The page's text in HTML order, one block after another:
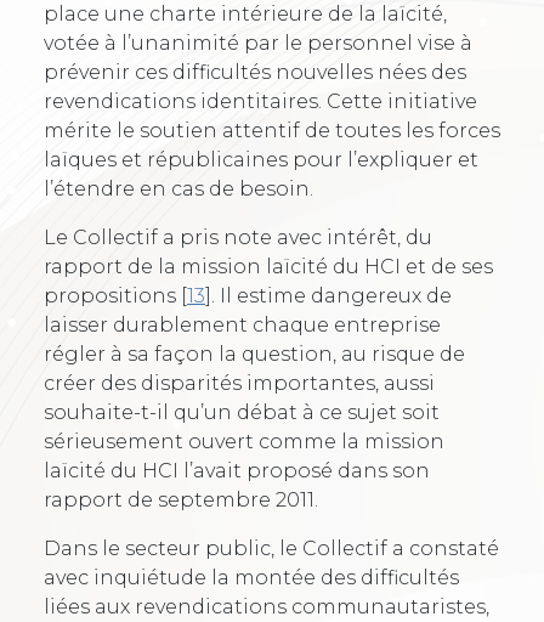
place une charte intérieure de la laïcité,
votée à l’unanimité par le personnel vise à
prévenir ces difficultés nouvelles nées des
revendications identitaires. Cette initiative
mérite le soutien attentif de toutes les forces
laïques et républicaines pour l’expliquer et
l’étendre en cas de besoin.
Le Collectif a pris note avec intérêt, du
rapport de la mission laïcité du HCI et de ses
propositions [13]
. Il estime dangereux de
laisser durablement chaque entreprise
régler à sa façon la question, au risque de
créer des disparités importantes, aussi
souhaite-t-il qu’un débat à ce sujet soit
sérieusement ouvert comme la mission
laïcité du HCI l’avait proposé dans son
rapport de septembre 2011.
Dans le secteur public, le Collectif a constaté
avec inquiétude la montée des difficultés
liées aux revendications communautaristes,